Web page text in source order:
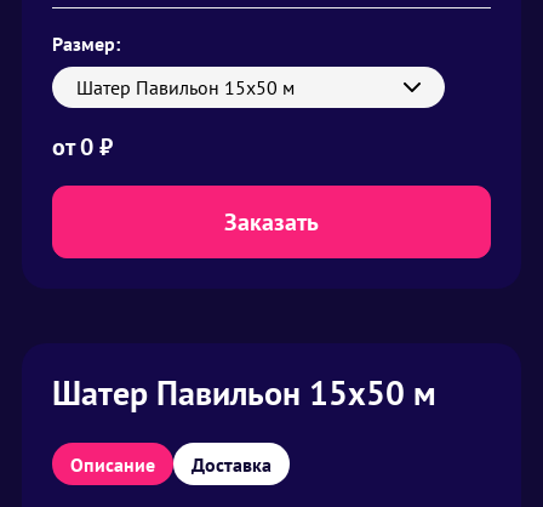
Размер:
Шатер Павильон 15х50 м
от0 ₽
Заказать
Шатер Павильон 15х50 м
Описание Доставка